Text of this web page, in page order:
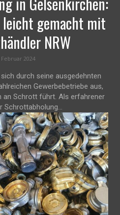
leicht gemacht mit
NRW
Februar 2024
durch seine ausgedehnten
Gewerbebetriebe aus,
an Schrott führt. Als erfahrener
Schrottabholung...